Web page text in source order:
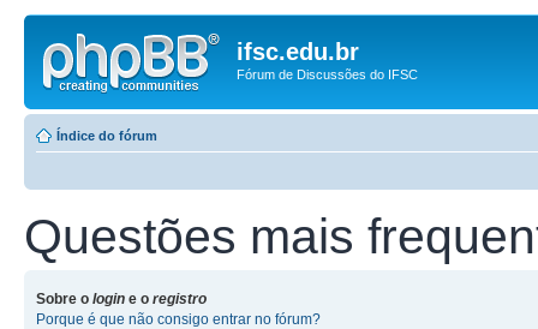
ifsc.edu.br
Fórum de Discussões do IFSC
Índice do fórum
Questões mais
Sobre o login e o registro
Porque é que não consigo entrar no fórum?